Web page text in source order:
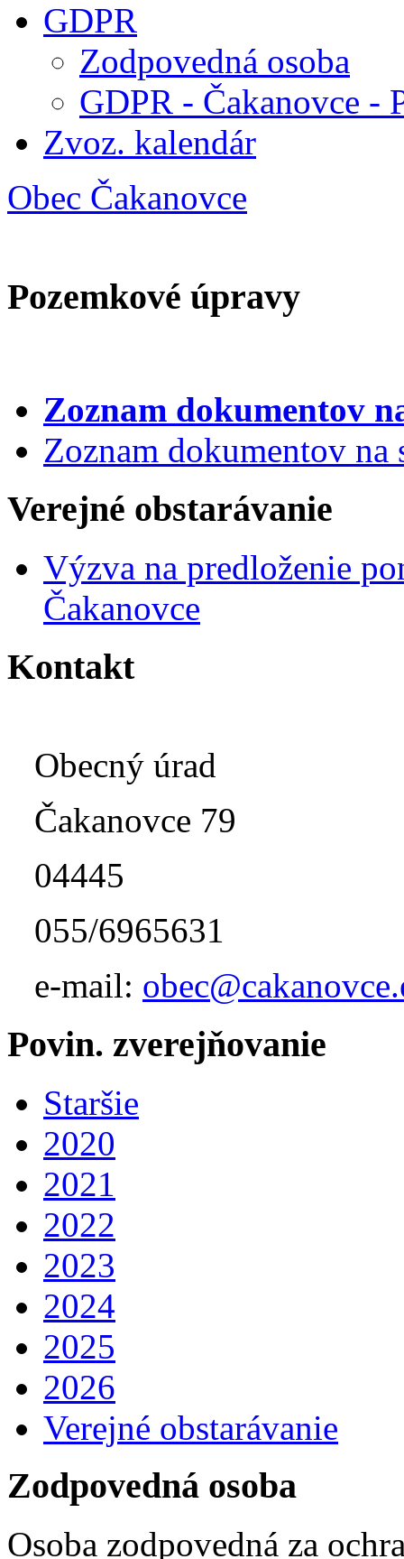
GDPR
Zodpovedná osoba
GDPR - Čakanovce -
Zvoz. kalendár
Obec Čakanovce
Pozemkové úpravy
Zoznam dokumentov
Zoznam dokumentov
Verejné obstarávanie
Výzva na predloženie
Čakanovce
Kontakt
Obecný úrad
Čakanovce 79
04445
055/6965631
e-mail:
Povin. zverejňovanie
Staršie
2020
2021
2022
2023
2024
2025
2026
Verejné obstarávanie
Zodpovedná osoba
Osoba zodpovedná za